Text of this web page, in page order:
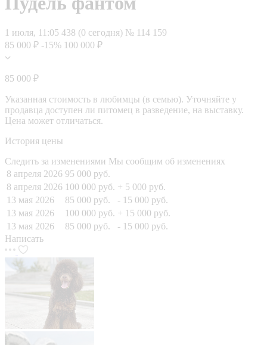
1 июля, 11:05 438 (0 сегодня) № 114 159
85 000 ₽ -15% 100 000 ₽
85 000 ₽
Указанная стоимость в любимцы (в семью). Уточняйте у
продавца доступен ли питомец в разведение, на выставку.
Цена может отличаться.
История цены
Следить за изменениями Мы сообщим об изменениях
8 апреля 2026 95 000 руб.
8 апреля 2026 100 000 руб. + 5 000 руб.
13 мая 2026
85 000 руб.
- 15 000 руб.
13 мая 2026
100 000 руб. + 15 000 руб.
13 мая 2026
85 000 руб.
- 15 000 руб.
Написать